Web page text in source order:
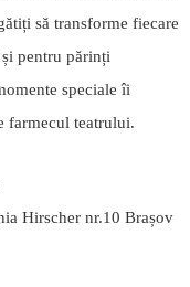
să transforme fiecare
pentru părinți
speciale îi
farmecul teatrului.
Hirscher nr.10 Brașov